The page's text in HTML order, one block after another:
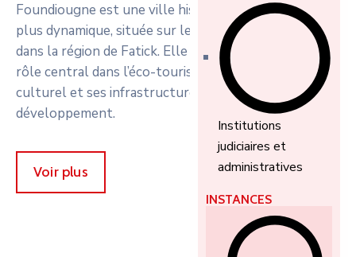
Institutions
judiciaires et
administratives
INSTANCES
Foundiougne est une ville historique et de plus en
plus dynamique, située sur le fleuve Sine-Saloum,
dans la région de Fatick. Elle est connue pour son
rôle central dans l’éco-tourisme, son patrimoine
culturel et ses infrastructures en plein
développement.
Voir plus